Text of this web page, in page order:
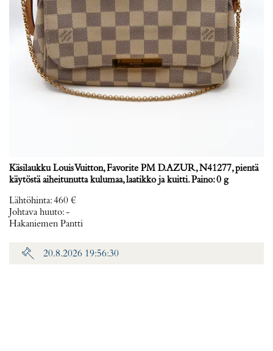
Käsilaukku Louis Vuitton, Favorite PM D.AZUR, N41277, pientä
käytöstä aiheitunutta kulumaa, laatikko ja kuitti. Paino: 0 g
Lähtöhinta:460 €
Johtava huuto:-
Hakaniemen Pantti
20.8.2026 19:56:30